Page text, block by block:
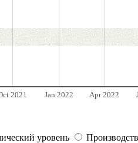
2021 Jan 2022 Apr 2022
уровень